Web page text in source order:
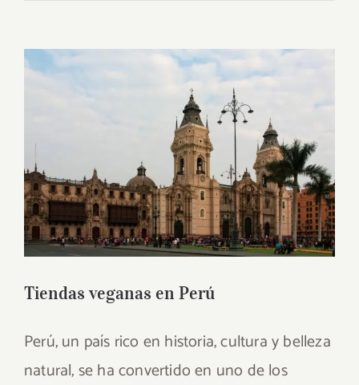
Tiendas veganas en Perú
Perú, un país rico en historia, cultura y belleza
natural, se ha convertido en uno de los